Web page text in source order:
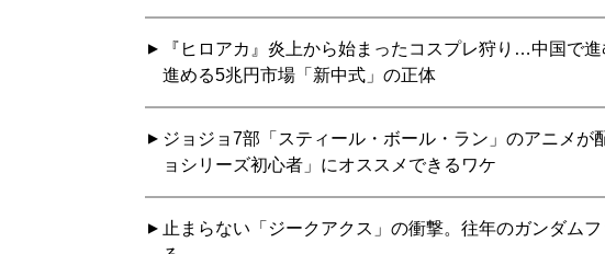
『ヒロアカ』炎上から始まったコスプレ狩り…中国で
進める5兆円市場「新中式」の正体
ジョジョ7部「スティール・ボール・ラン」のアニメ
ョシリーズ初心者」にオススメできるワケ
止まらない「ジークアクス」の衝撃。往年のガンダム